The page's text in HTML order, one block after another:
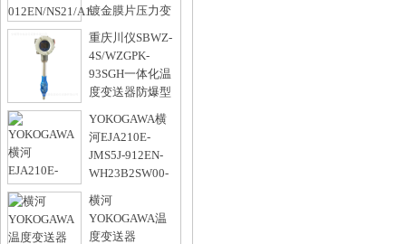
镀金膜片压力变
送器
YOKOGAWA
型号：
重庆川仪SBWZ-
4S/WZGPK-
93SGH一体化温
度变送器防爆型
型号：
YOKOGAWA横
河EJA210E-
JMS5J-912EN-
WH23B2SW00-
B法兰差压变送
器
型号：
横河
YOKOGAWA温
度变送器